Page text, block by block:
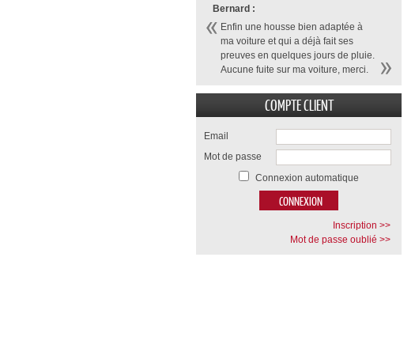
Bernard :
Enfin une housse bien adaptée à
ma voiture et qui a déjà fait ses
preuves en quelques jours de pluie.
Aucune fuite sur ma voiture, merci.
COMPTE CLIENT
Email
Mot de passe
Connexion automatique
Inscription >>
Mot de passe oublié >>